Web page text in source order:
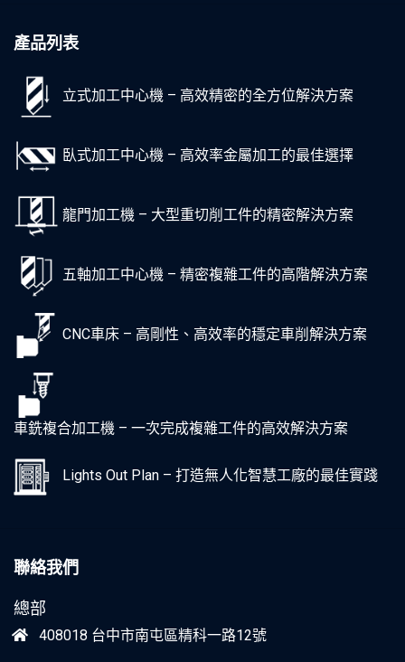
產品列表
立式加工中心機 – 高效精密的全方位解決方案
臥式加工中心機 – 高效率金屬加工的最佳選擇
龍門加工機 – 大型重切削工件的精密解決方案
五軸加工中心機 – 精密複雜工件的高階解決方案
CNC車床 – 高剛性、高效率的穩定車削解決方案
車銑複合加工機 – 一次完成複雜工件的高效解決方案
Lights Out Plan – 打造無人化智慧工廠的最佳實踐
聯絡我們
總部
408018 台中市南屯區精科一路12號